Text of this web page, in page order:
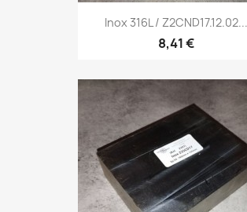
Inox 316L / Z2CND17.12.02...
8,41 €